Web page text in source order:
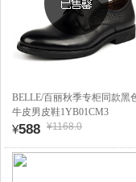
BELLE/百丽秋季专柜同款黑
牛皮男皮鞋1YB01CM3
¥588 ¥1168.0